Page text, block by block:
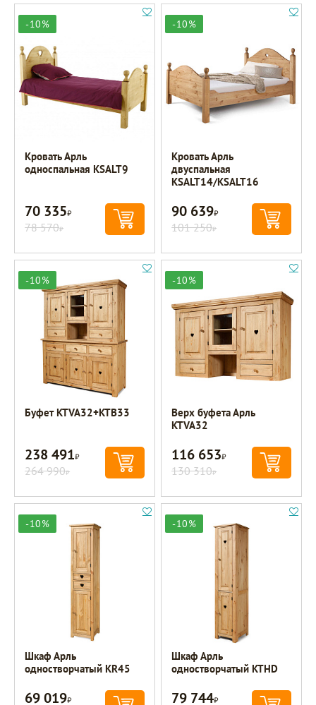
-10%
Кровать Арль
односпальная KSALT9
70 335Р
78 570Р
-10%
Кровать Арль
двуспальная
KSALT14/KSALT16
90 639Р
101 250Р
-10%
Буфет KTVA32+KTB33
238 491Р
264 990Р
-10%
Верх буфета Арль
KTVA32
116 653Р
130 310Р
-10%
Шкаф Арль
одностворчатый KR45
69 019Р
-10%
Шкаф Арль
одностворчатый KTHD
79 744Р